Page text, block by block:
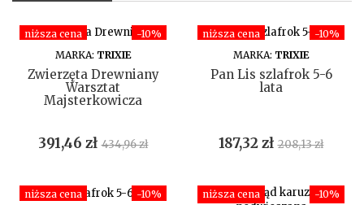
-10%
niższa cena
DO KOSZYKA
MARKA: TRIXIE
Zwierzęta Drewniany
Warsztat
Majsterkowicza
Cena
391,46 zł Cena
434,96 zł
-10%
niższa cena
DO KOSZYKA
MARKA: TRIXIE
Pan Lis szlafrok 5-6
lata
Cena
187,32 zł Cena
208,13 zł
-10%
niższa cena -10%
niższa cena